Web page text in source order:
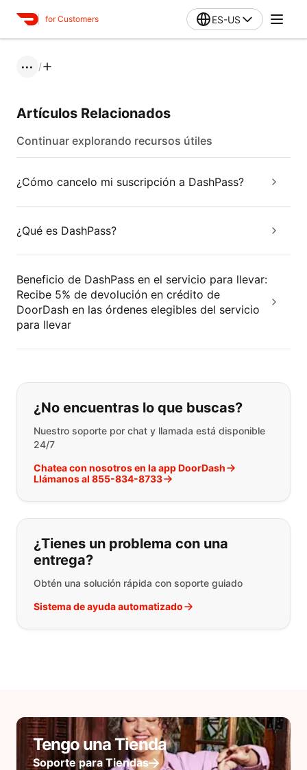
for Customers ES-US
••• /
Artículos Relacionados
Continuar explorando recursos útiles
¿Cómo cancelo mi suscripción a DashPass?
¿Qué es DashPass?
Beneficio de DashPass en el servicio para llevar:
Recibe 5% de devolución en crédito de
DoorDash en las órdenes elegibles del servicio
para llevar
Si no puede encontrar lo que está
¿No encuentras lo que buscas?
Nuestro soporte por chat y llamada está disponible
24/7
Chatea con nosotros en la app DoorDash
Llámanos al 855-834-8733
¿Tienes un problema con una
entrega?
Obtén una solución rápida con soporte guiado
Sistema de ayuda automatizado
Tengo una Tienda
Soporte para Tiendas